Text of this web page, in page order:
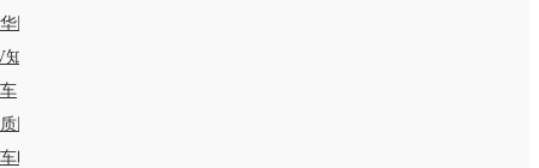
网汽车
道
网
时代网